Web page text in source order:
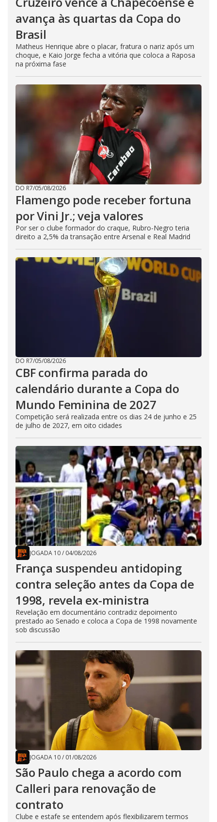
avança às quartas da Copa do
Brasil
Matheus Henrique abre o placar, fratura o nariz após um
choque, e Kaio Jorge fecha a vitória que coloca a Raposa
na próxima fase
DO R7/05/08/2026
Flamengo pode receber fortuna
por Vini Jr.; veja valores
Por ser o clube formador do craque, Rubro-Negro teria
direito a 2,5% da transação entre Arsenal e Real Madrid
DO R7/05/08/2026
CBF confirma parada do
calendário durante a Copa do
Mundo Feminina de 2027
Competição será realizada entre os dias 24 de junho e 25
de julho de 2027, em oito cidades
JOGADA 10/ 04/08/2026
França suspendeu antidoping
contra seleção antes da Copa de
1998, revela ex-ministra
Revelação em documentário contradiz depoimento
prestado ao Senado e coloca a Copa de 1998 novamente
sob discussão
JOGADA 10/ 01/08/2026
São Paulo chega a acordo com
Calleri para renovação de
contrato
Clube e estafe se entendem após flexibilizarem termos